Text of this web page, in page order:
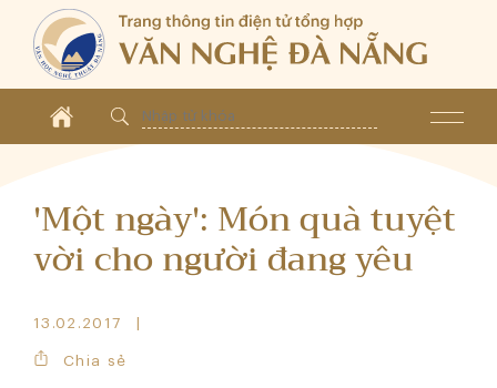
'Một ngày': Món quà tuyệt
vời cho người đang yêu
13.02.2017
Chia sẻ